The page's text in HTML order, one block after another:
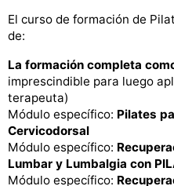
El curso de formación de
de:
La formación completa
imprescindible para luego
terapeuta)
Módulo específico: Pilates
Cervicodorsal
Módulo específico:
Lumbar y Lumbalgia con
Módulo específico: